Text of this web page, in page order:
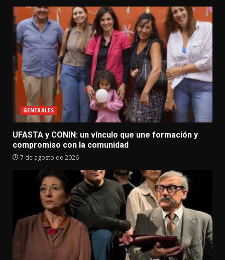
GENERALES
UFASTA y CONIN: un vínculo que une formación y
compromiso con la comunidad
7 de agosto de 2026